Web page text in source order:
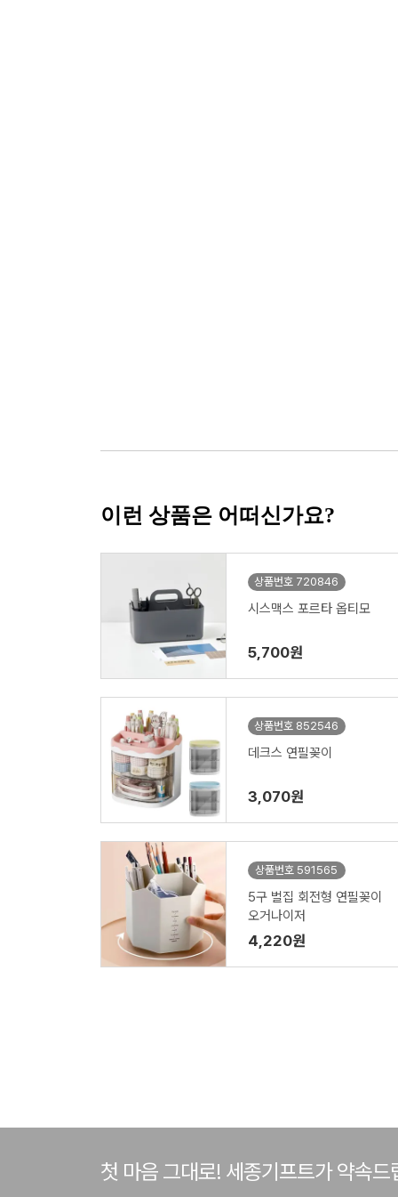
이런 상품은 어떠신가요?
상품번호 720846
시스맥스 포르타 옵티모
5,700원
상품번호 852546
데크스 연필꽂이
3,070원
상품번호 591565
5구 벌집 회전형 연필꽂이
오거나이저
4,220원
첫 마음 그대로! 세종기프트가 약속드